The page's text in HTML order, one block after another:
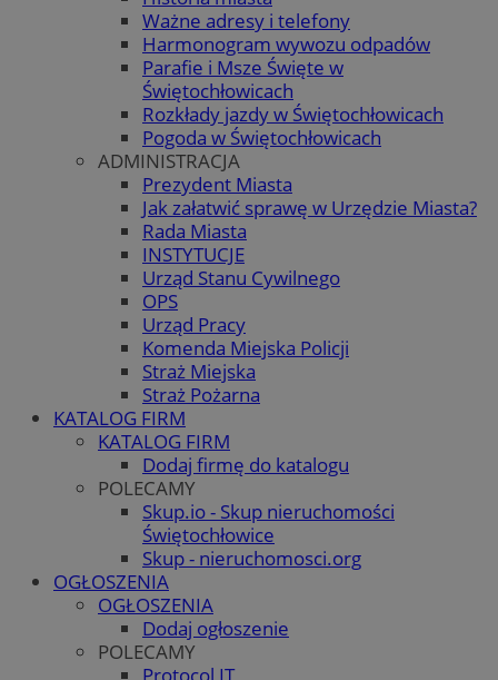
Ważne adresy i telefony
Harmonogram wywozu odpadów
Parafie i Msze Święte w
Świętochłowicach
Rozkłady jazdy w Świętochłowicach
Pogoda w Świętochłowicach
ADMINISTRACJA
Prezydent Miasta
Jak załatwić sprawę w Urzędzie Miasta?
Rada Miasta
INSTYTUCJE
Urząd Stanu Cywilnego
OPS
Urząd Pracy
Komenda Miejska Policji
Straż Miejska
Straż Pożarna
KATALOG FIRM
KATALOG FIRM
Dodaj firmę do katalogu
POLECAMY
Skup.io - Skup nieruchomości
Świętochłowice
Skup - nieruchomosci.org
OGŁOSZENIA
OGŁOSZENIA
Dodaj ogłoszenie
POLECAMY